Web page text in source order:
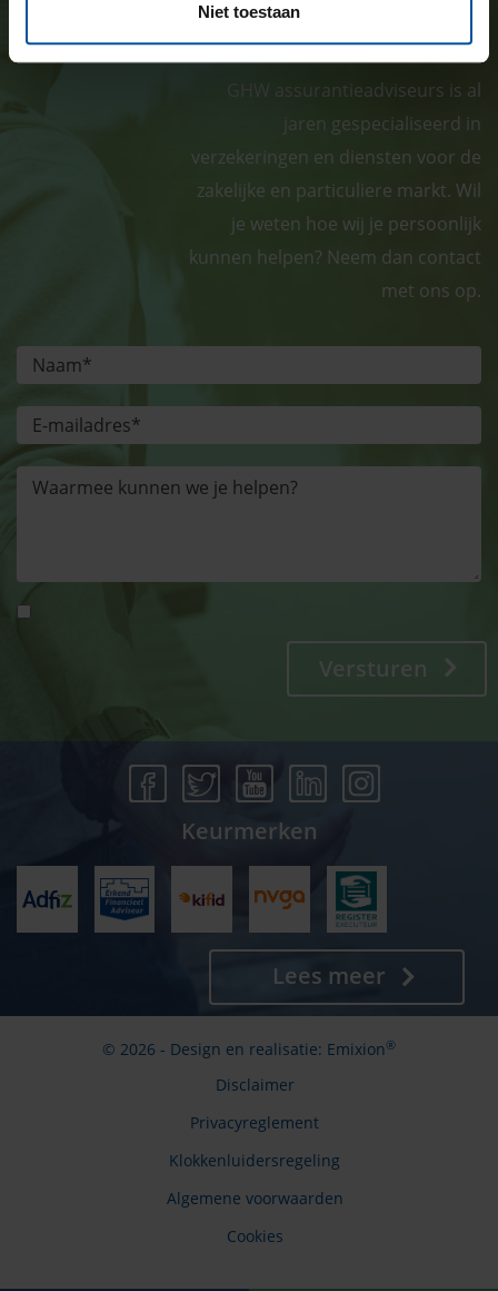
Niet toestaan
GHW verzekert persoonlijk
GHW assurantieadviseurs is al
jaren gespecialiseerd in
verzekeringen en diensten voor de
zakelijke en particuliere markt. Wil
je weten hoe wij je persoonlijk
kunnen helpen? Neem dan contact
met ons op.
Versturen
Keurmerken
Lees meer
© 2026 - Design en realisatie: Emixion®
Disclaimer
Privacyreglement
Klokkenluidersregeling
Algemene voorwaarden
Cookies